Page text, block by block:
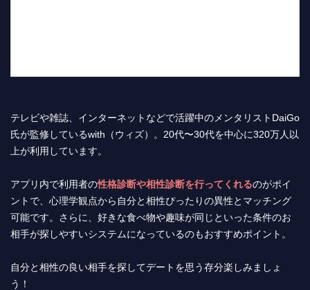
テレビや雑誌、インターネットなどで活躍中のメンタリストDaiGo
氏が監修しているwith（ウィズ）。20代〜30代を中心に320万人以
上が利用しています。
アプリ内で利用者の性格診断や相性診断を行ってくれるのがポイ
ントで、心理学観点から自分と相性ぴったりの異性とマッチング
可能です。さらに、好きな食べ物や趣味が同じといった条件のお
相手が探しやすいシステムになっているのもおすすめポイント。
自分と相性の良い相手を探してデートを思う存分楽しみましょ
う！